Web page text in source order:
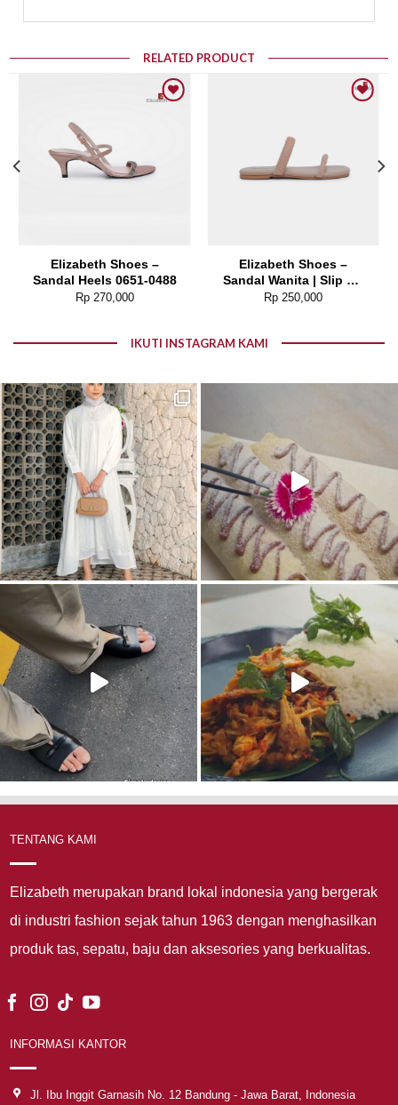
RELATED PRODUCT
Elizabeth Shoes –
Sandal Heels 0651-0488
Rp270,000
Elizabeth Shoes –
Sandal Wanita | Slip On
0678-0241
Rp 250,000
IKUTI INSTAGRAM KAMI
TENTANG KAMI
Elizabeth merupakan brand lokal indonesia yang bergerak
di industri fashion sejak tahun 1963 dengan menghasilkan
produk tas, sepatu, baju dan aksesories yang berkualitas.
INFORMASI KANTOR
Jl. Ibu Inggit Garnasih No. 12 Bandung - Jawa Barat, Indonesia